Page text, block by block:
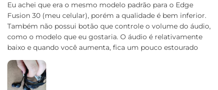
Eu achei que era o mesmo modelo padrão para o Edge
Fusion 30 (meu celular), porém a qualidade é bem inferior.
Também não possui botão que controle o volume do áudio,
como o modelo que eu gostaria. O áudio é relativamente
baixo e quando você aumenta, fica um pouco estourado